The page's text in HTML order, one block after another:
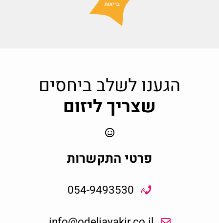
הגענו לשלב ביחסים
שצריך ליזום
פרטי התקשרות
054-9493530